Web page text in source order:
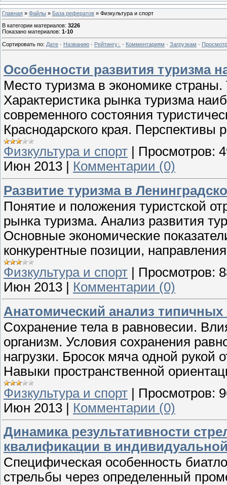
Главная » Файлы » База рефератов » Физкультура и спорт
В категории материалов: 3226
Показано материалов: 1-10
Сортировать по: Дате · Названию · Рейтингу · Комментариям · Загрузкам ·
Особенности развития туризма
Место туризма в экономике
Характеристика рынка туризма
современного состояния
Краснодарского края. Перспективы
Физкультура и спорт
Просмотров:
Июн 2013
Комментарии (0)
Развитие туризма в
Понятие и положения туристской
рынка туризма. Анализ развития
Основные экономические
конкурентные позиции,
Физкультура и спорт
Просмотров:
Июн 2013
Комментарии (0)
Анатомический анализ
Сохранение тела в равновесии.
организм. Условия сохранения
нагрузки. Бросок мяча одной рукой
Навыки пространственной
Физкультура и спорт | Просмотров:
Июн 2013 | Комментарии (0)
Динамика результативности
квалификации в
Специфическая особенность
стрельбы через определенный